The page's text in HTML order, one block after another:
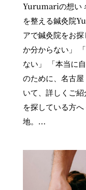
Yurumariの想い
を整える鍼灸院
アで鍼灸院をお
か分からない」
ない」 「本当に
のために、名古
いて、詳しくご
を探している方
地。...